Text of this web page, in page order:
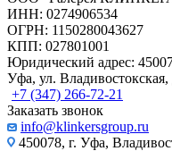
ИНН: 0274906534
ОГРН: 1150280043627
КПП: 027801001
Юридический адрес:
Уфа, ул. Владивостокская,
+7 (347) 266-72-21
Заказать звонок
info@klinkersgroup.ru
450078, г. Уфа,